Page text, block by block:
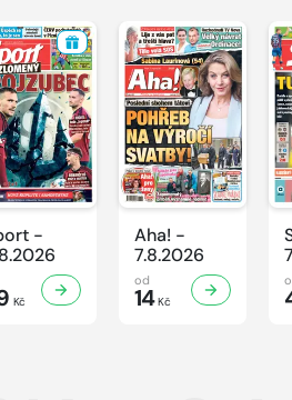
-
Kč
Aha! -
7.8.2026
od
14Kč